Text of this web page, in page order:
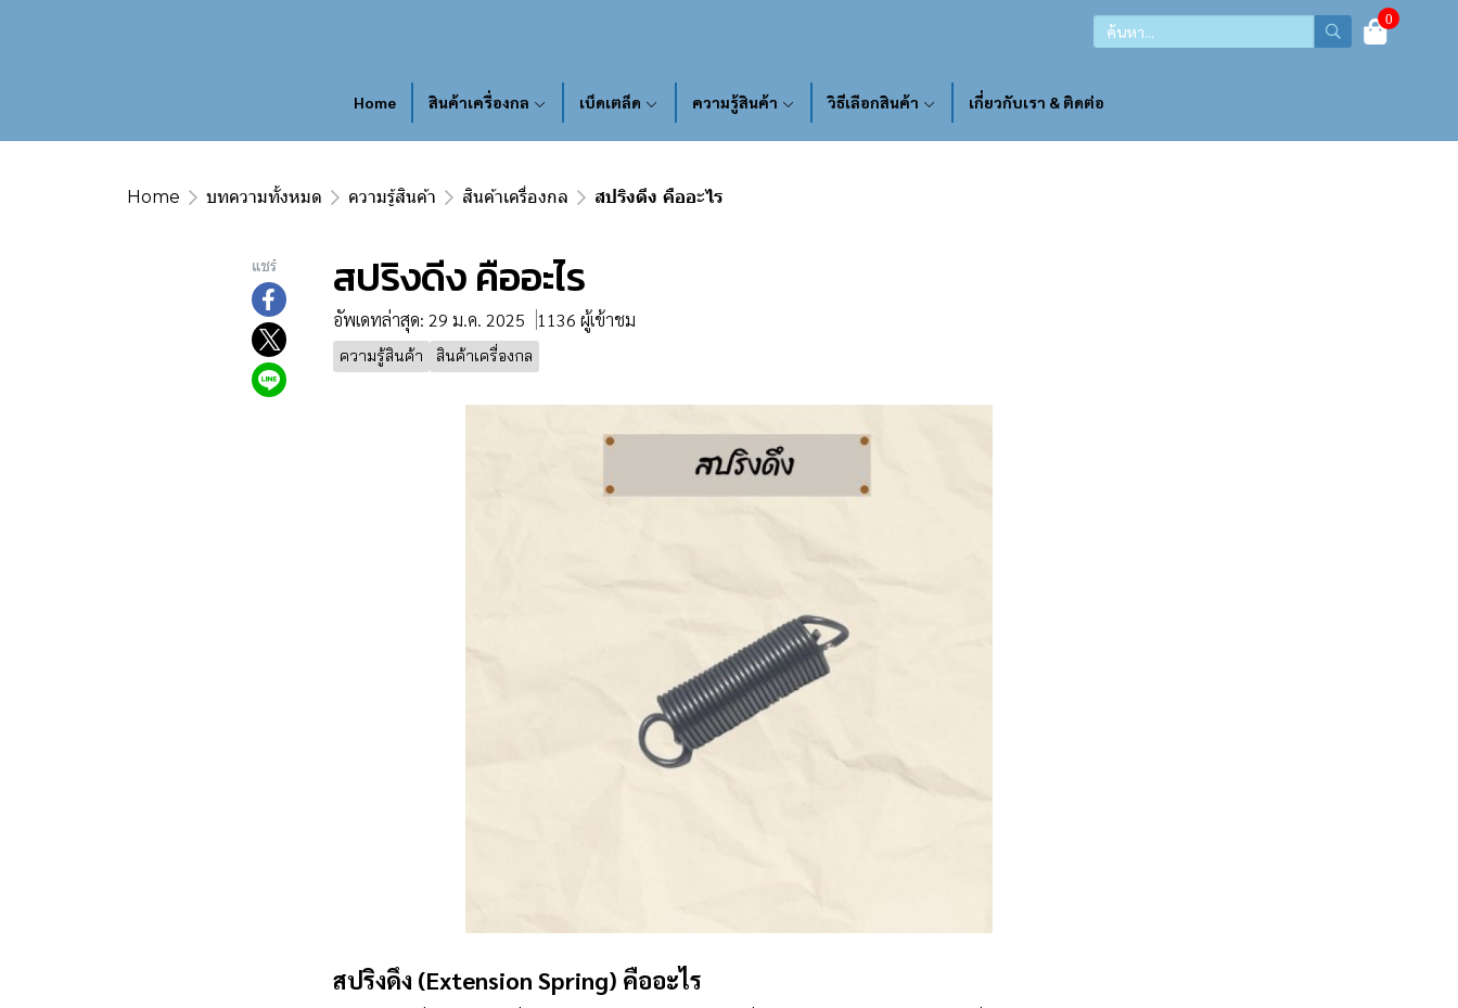
0
Home สินค้าเครื่องกล เบ็ดเตล็ด ความรู้สินค้า วิธีเลือกสินค้า เกี่ยวกับเรา & ติดต่อ
Home บทความทั้งหมด ความรู้สินค้า สินค้าเครื่องกล สปริงดีง คืออะไร
แชร์ สปริงดีง คืออะไร
อัพเดทล่าสุด: 29 ม.ค. 2025 1136 ผู้เข้าชม
ความรู้สินค้า สินค้าเครื่องกล
สปริงดึง (Extension Spring) คืออะไร